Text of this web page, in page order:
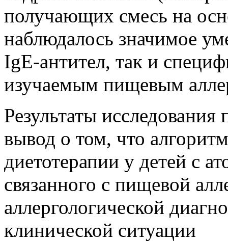
получающих смесь на
наблюдалось значимое
IgE-антител, так и
изучаемым пищевым
Результаты
вывод о том, что
диетотерапии у детей с
связанного с пищевой
аллергологической
клинической ситуации